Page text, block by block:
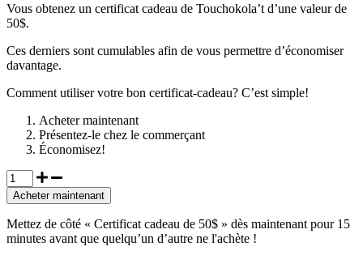
Vous obtenez un certificat cadeau de Touchokola’t d’une valeur de
50$.
Ces derniers sont cumulables afin de vous permettre d’économiser
davantage.
Comment utiliser votre bon certificat-cadeau? C’est simple!
Acheter maintenant
Présentez-le chez le commerçant
Économisez!
Acheter maintenant
Mettez de côté « Certificat cadeau de 50$ » dès maintenant pour 15
minutes avant que quelqu’un d’autre ne l'achète !